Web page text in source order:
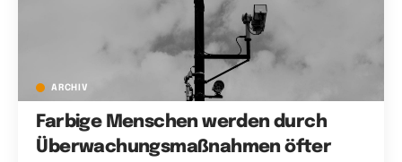
ARCHIV
Farbige Menschen werden durch
Überwachungsmaßnahmen öfter